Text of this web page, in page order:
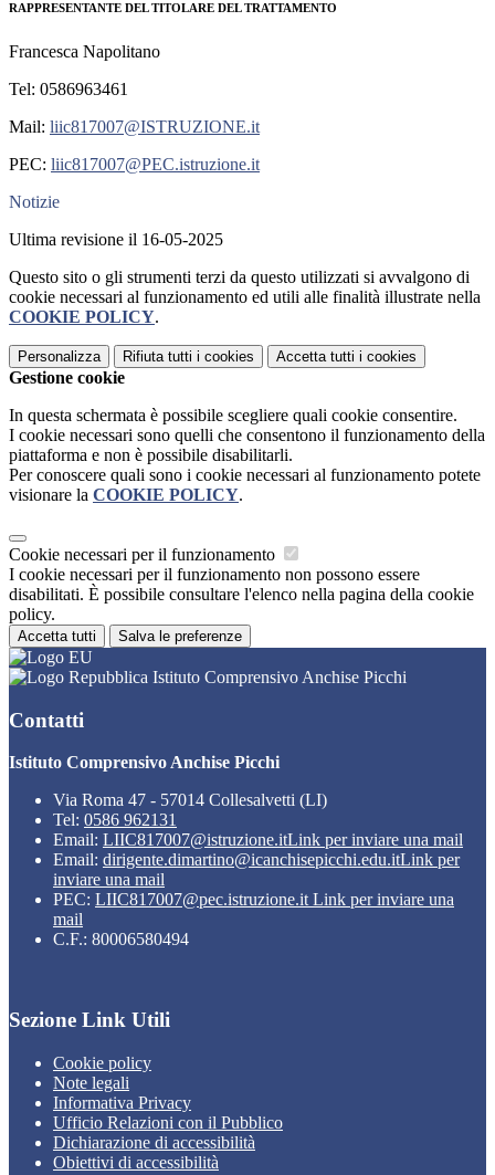
RAPPRESENTANTE DEL TITOLARE DEL TRATTAMENTO
Francesca Napolitano
Tel: 0586963461
Mail: liic817007@ISTRUZIONE.it
PEC: liic817007@PEC.istruzione.it
Notizie
Ultima revisione il 16-05-2025
Questo sito o gli strumenti terzi da questo utilizzati si avvalgono di
cookie necessari al funzionamento ed utili alle finalità illustrate nella
COOKIE POLICY.
Personalizza Rifiuta tutti i cookies Accetta tutti i cookies
Gestione cookie
In questa schermata è possibile scegliere quali cookie consentire.
I cookie necessari sono quelli che consentono il funzionamento della
piattaforma e non è possibile disabilitarli.
Per conoscere quali sono i cookie necessari al funzionamento potete
visionare la COOKIE POLICY.
Cookie necessari per il funzionamento
I cookie necessari per il funzionamento non possono essere
disabilitati. È possibile consultare l'elenco nella pagina della cookie
policy.
Accetta tutti Salva le preferenze
Istituto Comprensivo Anchise Picchi
Contatti
Istituto Comprensivo Anchise Picchi
Via Roma 47 - 57014 Collesalvetti (LI)
Tel: 0586 962131
Email: LIIC817007@istruzione.itLink per inviare una mail
Email: dirigente.dimartino@icanchisepicchi.edu.itLink per
inviare una mail
PEC: LIIC817007@pec.istruzione.itLink per inviare una
mail
C.F.: 80006580494
Sezione Link Utili
Cookie policy
Note legali
Informativa Privacy
Ufficio Relazioni con il Pubblico
Dichiarazione di accessibilità
Obiettivi di accessibilità